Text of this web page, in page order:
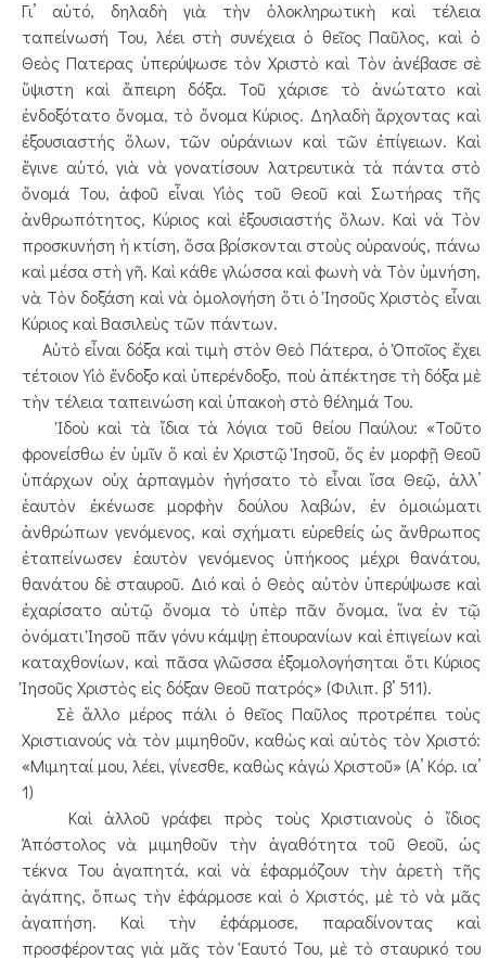
Γι’ αὐτό, δηλαδὴ γιὰ τὴν ὁλοκληρωτικὴ καὶ τέλεια
ταπείνωσή Του, λέει στὴ συνέχεια ὁ θεῖος Παῦλος, καὶ ὁ
Θεὸς Πατερας ὑπερύψωσε τὸν Χριστὸ καὶ Τὸν ἀνέβασε σὲ
ὕψιστη καὶ ἄπειρη δόξα. Τοῦ χάρισε τὸ ἀνώτατο καὶ
ἐνδοξότατο ὄνομα, τὸ ὄνομα Κύριος. Δηλαδὴ ἄρχοντας καὶ
ἐξουσιαστής ὅλων, τῶν οὐράνιων καὶ τῶν ἐπίγειων. Καὶ
ἔγινε αὐτό, γιὰ νὰ γονατίσουν λατρευτικὰ τὰ πάντα στὸ
ὄνομά Του, ἀφοῦ εἶναι Υἱὸς τοῦ Θεοῦ καὶ Σωτήρας τῆς
ἀνθρωπότητος, Κύριος καὶ ἐξουσιαστής ὅλων. Καὶ νὰ Τὸν
προσκυνήση ἡ κτίση, ὅσα βρίσκονται στοὺς οὐρανούς, πάνω
καὶ μέσα στὴ γῆ. Καὶ κάθε γλώσσα καὶ φωνὴ νὰ Τὸν ὑμνήση,
νὰ Τὸν δοξάση καὶ νὰ ὁμολογήση ὅτι ὁ Ἰησοῦς Χριστὸς εἶναι
Κύριος καὶ Βασιλεὺς τῶν πάντων.
Αὐτὸ εἶναι δόξα καὶ τιμὴ στὸν Θεὸ Πάτερα, ὁ Ὁποῖος ἔχει
τέτοιον Υἱὸ ἔνδοξο καὶ ὑπερένδοξο, ποὺ ἀπέκτησε τὴ δόξα μὲ
τὴν τέλεια ταπεινώση καὶ ὑπακοὴ στὸ θέλημά Του.
Ἰδοὺ καὶ τὰ ἴδια τὰ λόγια τοῦ θείου Παύλου: «Τοῦτο
φρονείσθω ἐν ὑμῖν ὅ καὶ ἐν Χριστῷ Ἰησοῦ, ὅς ἐν μορφῇ Θεοῦ
ὑπάρχων οὐχ ἁρπαγμὸν ἡγήσατο τὸ εἶναι ἴσα Θεῷ, ἀλλ’
ἑαυτὸν ἐκένωσε μορφὴν δούλου λαβών, ἐν ὁμοιώματι
ἀνθρώπων γενόμενος, καὶ σχήματι εὑρεθείς ὡς ἄνθρωπος
ἐταπείνωσεν ἑαυτὸν γενόμενος ὑπήκοος μέχρι θανάτου,
θανάτου δὲ σταυροῦ. Διό καὶ ὁ Θεὸς αὐτὸν ὑπερύψωσε καὶ
ἐχαρίσατο αὐτῷ ὄνομα τὸ ὑπὲρ πᾶν ὄνομα, ἵνα ἐν τῷ
ὀνόματι Ἰησοῦ πᾶν γόνυ κάμψῃ ἐπουρανίων καὶ ἐπιγείων καὶ
καταχθονίων, καὶ πᾶσα γλῶσσα ἐξομολογήσηται ὅτι Κύριος
Ἰησοῦς Χριστὸς εἰς δόξαν Θεοῦ πατρός» (Φιλιπ. β’ 511).
Σὲ ἄλλο μέρος πάλι ὁ θεῖος Παῦλος προτρέπει τοὺς
Χριστιανούς νὰ τὸν μιμηθοῦν, καθὼς καὶ αὐτὸς τὸν Χριστό:
«Μιμηταί μου, λέει, γίνεσθε, καθὼς κἀγώ Χριστοῦ» (Α’ Κόρ. ια’
1)
Καὶ ἀλλοῦ γράφει πρὸς τοὺς Χριστιανοὺς ὁ ἴδιος
Ἀπόστολος νὰ μιμηθοῦν τὴν ἀγαθότητα τοῦ Θεοῦ, ὡς
τέκνα Του ἀγαπητά, καὶ νὰ ἐφαρμόζουν τὴν ἀρετὴ τῆς
ἀγάπης, ὅπως τὴν ἐφάρμοσε καὶ ὁ Χριστός, μὲ τὸ νὰ μᾶς
ἀγαπήση. Καὶ τὴν ἐφάρμοσε, παραδίνοντας καὶ
προσφέροντας γιὰ μᾶς τὸν Ἑαυτό Του, μὲ τὸ σταυρικό του